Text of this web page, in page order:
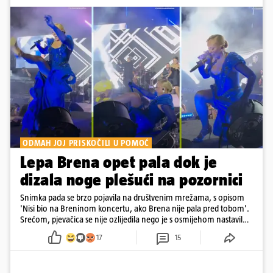
ODMAH JOJ PRISKOČILI U POMOĆ
Lepa Brena opet pala dok je
dizala noge plešući na pozornici
Snimka pada se brzo pojavila na društvenim mrežama, s opisom
'Nisi bio na Breninom koncertu, ako Brena nije pala pred tobom'.
Srećom, pjevačica se nije ozlijedila nego je s osmijehom nastavila
17 15